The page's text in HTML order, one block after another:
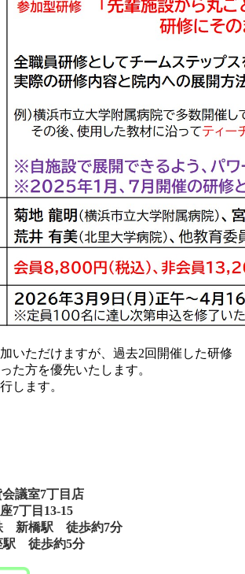
いただけますが、過去2回開催した研修
た方を優先いたします。
します。
議室7丁目店
7丁目13-15
橋駅 徒歩約7分
徒歩約5分